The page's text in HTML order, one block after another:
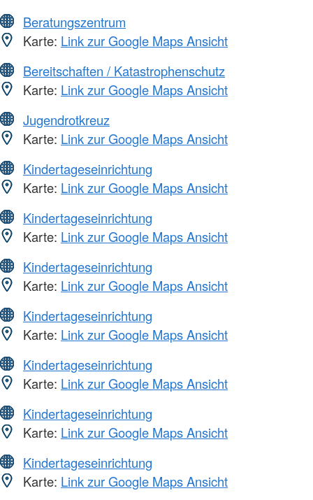
Beratungszentrum
Karte: Link zur Google Maps Ansicht
Bereitschaften / Katastrophenschutz
Karte: Link zur Google Maps Ansicht
Jugendrotkreuz
Karte: Link zur Google Maps Ansicht
Kindertageseinrichtung
Karte: Link zur Google Maps Ansicht
Kindertageseinrichtung
Karte: Link zur Google Maps Ansicht
Kindertageseinrichtung
Karte: Link zur Google Maps Ansicht
Kindertageseinrichtung
Karte: Link zur Google Maps Ansicht
Kindertageseinrichtung
Karte: Link zur Google Maps Ansicht
Kindertageseinrichtung
Karte: Link zur Google Maps Ansicht
Kindertageseinrichtung
Karte: Link zur Google Maps Ansicht